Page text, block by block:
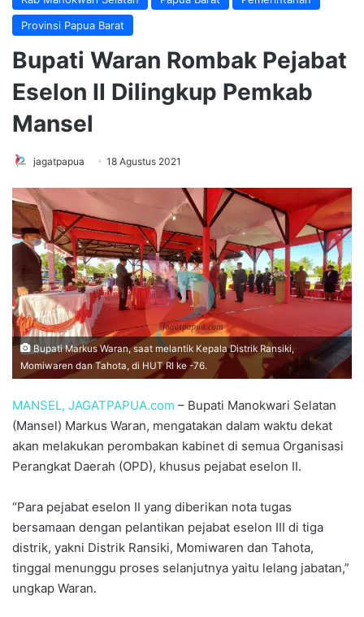
Provinsi Papua Barat
Bupati Waran Rombak Pejabat
Eselon II Dilingkup Pemkab
Mansel
jagatpapua 18 Agustus 2021
Bupati Markus Waran, saat melantik Kepala Distrik Ransiki,
Momiwaren dan Tahota, di HUT RI ke -76.
MANSEL, JAGATPAPUA.com – Bupati Manokwari Selatan
(Mansel) Markus Waran, mengatakan dalam waktu dekat
akan melakukan perombakan kabinet di semua Organisasi
Perangkat Daerah (OPD), khusus pejabat eselon II.
“Para pejabat eselon II yang diberikan nota tugas
bersamaan dengan pelantikan pejabat eselon III di tiga
distrik, yakni Distrik Ransiki, Momiwaren dan Tahota,
tinggal menunggu proses selanjutnya yaitu lelang jabatan,”
ungkap Waran.